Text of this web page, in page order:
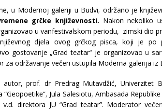
u Modernoj galeriji u Budvi, održano je
grčke književnosti. Nakon nekoliko
u vanfestivalskom periodu, zimski dio
djela ovog grčkog pisca, koji je po
gostovanje „Grad teatar“ je organizovao u
za održavanje večeri ustupila Moderna galerija iz
prof. dr Predrag Mutavdžić, Univerzitet
Jula Salesiotu, Ambasada
direktora JU “Grad teatar”. Moderator